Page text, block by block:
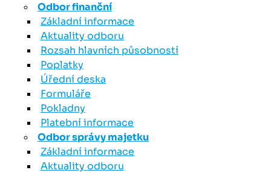
Odbor finanční
Základní informace
Aktuality odboru
Rozsah hlavních působností
Poplatky
Úřední deska
Formuláře
Pokladny
Platební informace
Odbor správy majetku
Základní informace
Aktuality odboru